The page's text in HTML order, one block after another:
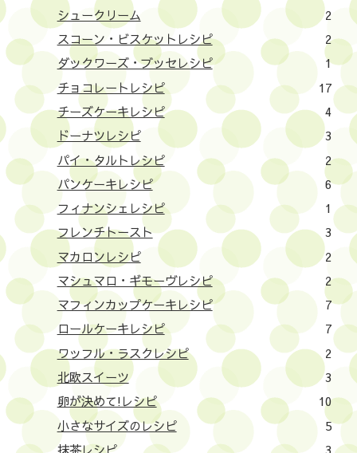
シュークリーム
2
スコーン・ビスケットレシピ
2
ダックワーズ・ブッセレシピ
1
チョコレートレシピ
17
チーズケーキレシピ
4
ドーナツレシピ
3
パイ・タルトレシピ
2
パンケーキレシピ
6
フィナンシェレシピ
1
フレンチトースト
3
マカロンレシピ
2
マシュマロ・ギモーヴレシピ
2
マフィンカップケーキレシピ
7
ロールケーキレシピ
7
ワッフル・ラスクレシピ
2
北欧スイーツ
3
卵が決めて!レシピ
10
小さなサイズのレシピ
5
抹茶レシピ
3